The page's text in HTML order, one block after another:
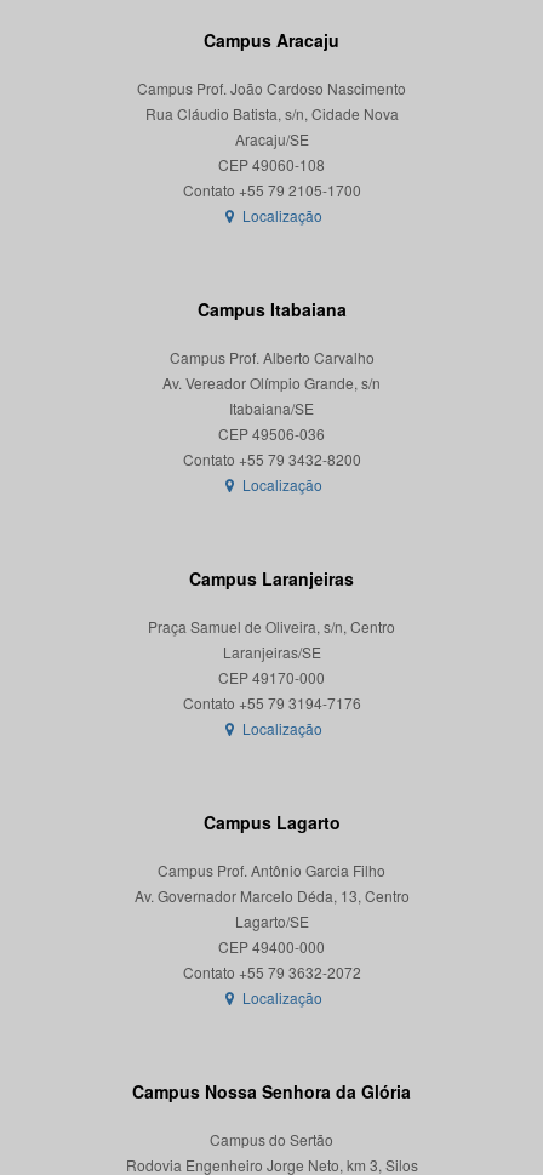
Campus Aracaju
Campus Prof. João Cardoso Nascimento
Rua Cláudio Batista, s/n, Cidade Nova
Aracaju/SE
CEP 49060-108
Localização
Campus Itabaiana
Campus Prof. Alberto Carvalho
Av. Vereador Olímpio Grande, s/n
Itabaiana/SE
CEP 49506-036
Localização
Campus Laranjeiras
Praça Samuel de Oliveira, s/n, Centro
Laranjeiras/SE
CEP 49170-000
Localização
Campus Lagarto
Campus Prof. Antônio Garcia Filho
Av. Governador Marcelo Déda, 13, Centro
Lagarto/SE
CEP 49400-000
Localização
Campus Nossa Senhora da Glória
Campus do Sertão
Rodovia Engenheiro Jorge Neto, km 3, Silos